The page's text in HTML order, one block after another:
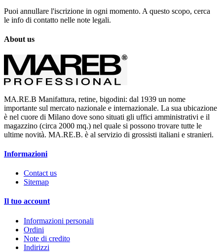
Puoi annullare l'iscrizione in ogni momento. A questo scopo, cerca
le info di contatto nelle note legali.
About us
MA.RE.B Manifattura, retine, bigodini: dal 1939 un nome
importante sul mercato nazionale e internazionale. La sua ubicazione
è nel cuore di Milano dove sono situati gli uffici amministrativi e il
magazzino (circa 2000 mq.) nel quale si possono trovare tutte le
ultime novità. MA.RE.B. è al servizio di grossisti italiani e stranieri.
Informazioni
Contact us
Sitemap
Il tuo account
Informazioni personali
Ordini
Note di credito
Indirizzi